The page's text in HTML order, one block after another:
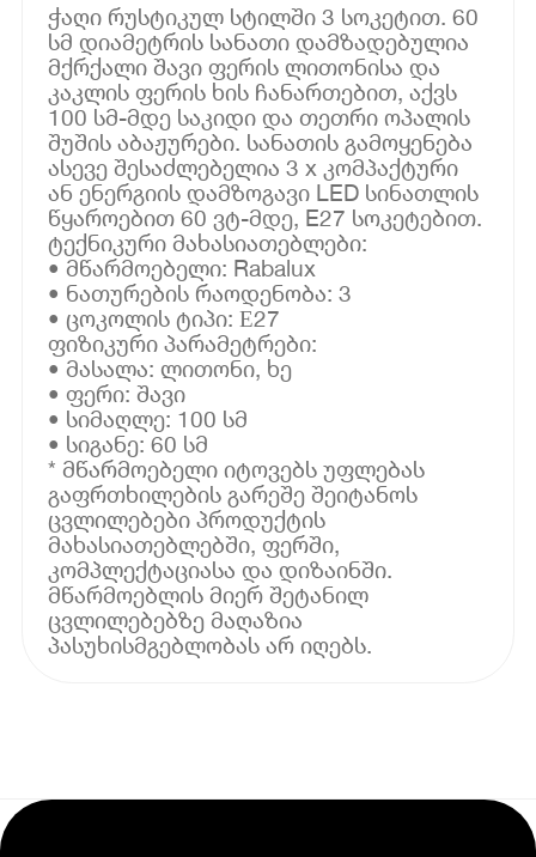
ჭაღი რუსტიკულ სტილში 3 სოკეტით. 60
სმ დიამეტრის სანათი დამზადებულია
მქრქალი შავი ფერის ლითონისა და
კაკლის ფერის ხის ჩანართებით, აქვს
100 სმ-მდე საკიდი და თეთრი ოპალის
შუშის აბაჟურები. სანათის გამოყენება
ასევე შესაძლებელია 3 x კომპაქტური
ან ენერგიის დამზოგავი LED სინათლის
წყაროებით 60 ვტ-მდე, E27 სოკეტებით.
ტექნიკური მახასიათებლები:
• მწარმოებელი: Rabalux
• ნათურების რაოდენობა: 3
• ცოკოლის ტიპი: Е27
ფიზიკური პარამეტრები:
• მასალა: ლითონი, ხე
• ფერი: შავი
• სიმაღლე: 100 სმ
• სიგანე: 60 სმ
* მწარმოებელი იტოვებს უფლებას
გაფრთხილების გარეშე შეიტანოს
ცვლილებები პროდუქტის
მახასიათებლებში, ფერში,
კომპლექტაციასა და დიზაინში.
მწარმოებლის მიერ შეტანილ
ცვლილებებზე მაღაზია
პასუხისმგებლობას არ იღებს.